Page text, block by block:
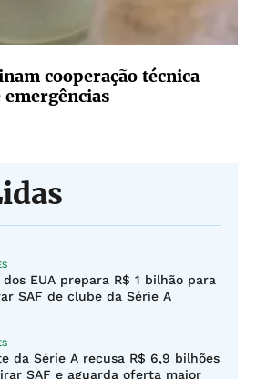
cooperação técnica
emergências
dos EUA prepara R$ 1 bilhão para
SAF de clube da Série A
da Série A recusa R$ 6,9 bilhões
SAF e aguarda oferta maior